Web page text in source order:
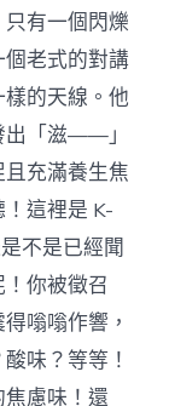
有一個閃爍
老式的對講
的天線。他
出「滋——」
充滿養生焦
這裡是 K-
不是已經聞
你被徵召
嗡嗡作響，
味？等等！
慮味！還